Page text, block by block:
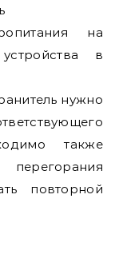
на
в
нужно
также
повторной